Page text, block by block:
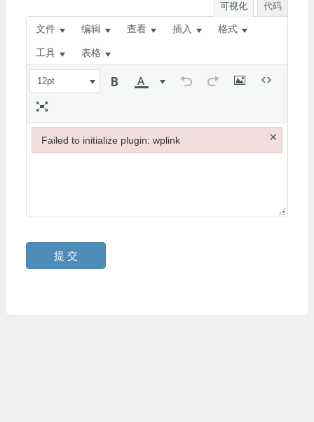
可视化 代码
文件 编辑 查看 插入 格式
工具 表格
12pt
提 交
Failed to initialize plugin: wplink ×
Failed to initialize plugin: wplink